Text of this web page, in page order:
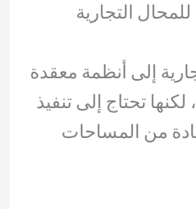
التجارية
إلى أنظمة معقدة
لكنها تحتاج إلى تنفيذ
من المساحات